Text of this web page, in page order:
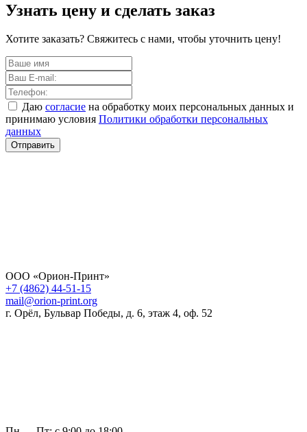
Узнать цену и сделать заказ
Хотите заказать? Свяжитесь с нами, чтобы уточнить цену!
Даю согласие на обработку моих персональных данных и
принимаю условия Политики обработки персональных
данных
Отправить
ООО «Орион-Принт»
+7 (4862) 44-51-15
mail@orion-print.org
г. Орёл, Бульвар Победы, д. 6, этаж 4, оф. 52